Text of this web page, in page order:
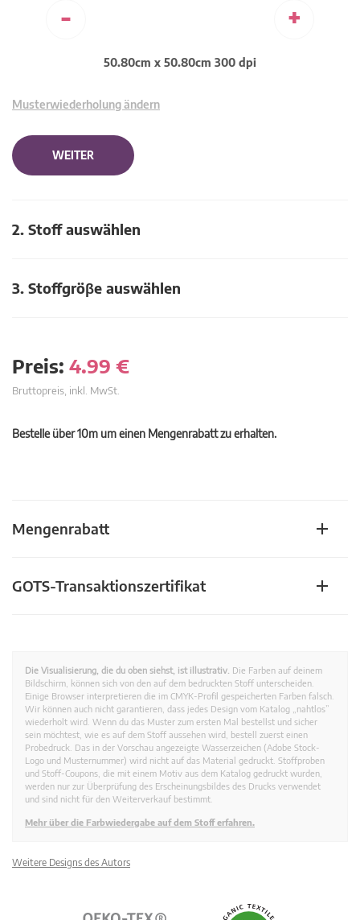
- +
50.80cm x 50.80cm 300 dpi
Musterwiederholung ändern
WEITER
2. Stoff auswählen
3. Stoffgröβe auswählen
Preis: 4.99 €
Bruttopreis, inkl. MwSt.
Bestelle über 10m um einen Mengenrabatt zu erhalten.
Mengenrabatt
GOTS-Transaktionszertifikat
Die Visualisierung, die du oben siehst, ist illustrativ. Die Farben auf deinem
Bildschirm, können sich von den auf dem bedruckten Stoff unterscheiden.
Einige Browser interpretieren die im CMYK-Profil gespeicherten Farben falsch.
Wir können auch nicht garantieren, dass jedes Design vom Katalog „nahtlos”
wiederholt wird. Wenn du das Muster zum ersten Mal bestellst und sicher
sein möchtest, wie es auf dem Stoff aussehen wird, bestell zuerst einen
Probedruck. Das in der Vorschau angezeigte Wasserzeichen (Adobe Stock-
Logo und Musternummer) wird nicht auf das Material gedruckt. Stoffproben
und Stoff-Coupons, die mit einem Motiv aus dem Katalog gedruckt wurden,
werden nur zur Überprüfung des Erscheinungsbildes des Drucks verwendet
und sind nicht für den Weiterverkauf bestimmt.
Mehr über die Farbwiedergabe auf dem Stoff erfahren.
Weitere Designs des Autors